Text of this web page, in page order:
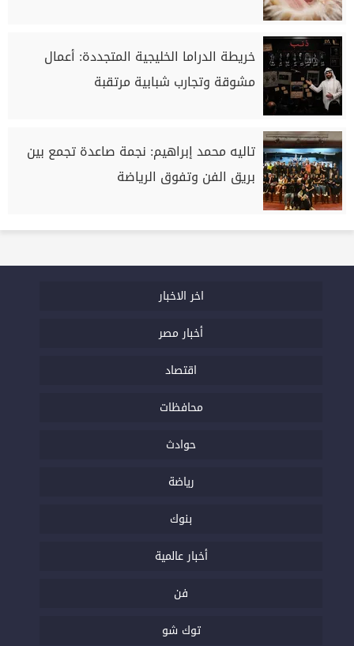
خريطة الدراما الخليجية المتجددة: أعمال
مشوقة وتجارب شبابية مرتقبة
تاليه محمد إبراهيم: نجمة صاعدة تجمع بين
بريق الفن وتفوق الرياضة
اخر الاخبار
أخبار مصر
اقتصاد
محافظات
حوادث
رياضة
بنوك
أخبار عالمية
فن
توك شو